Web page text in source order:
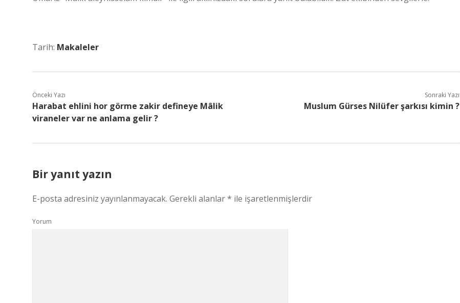
Tarih: Makaleler
Önceki Yazı
Harabat ehlini hor görme zakir defineye Mâlik
viraneler var ne anlama gelir ?
Sonraki Yazı
Muslum Gürses Nilüfer şarkısı kimin ?
Bir yanıt yazın
E-posta adresiniz yayınlanmayacak. Gerekli alanlar* ile işaretlenmişlerdir
Yorum